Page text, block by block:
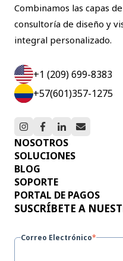
Combinamos las capas
consultoría de diseño y
integral personalizado.
+1 (209) 699-8383
+57(601)357-1275
NOSOTROS
SOLUCIONES
BLOG
SOPORTE
PORTAL DE PAGOS
SUSCRÍBETE A
Correo Electrónico*